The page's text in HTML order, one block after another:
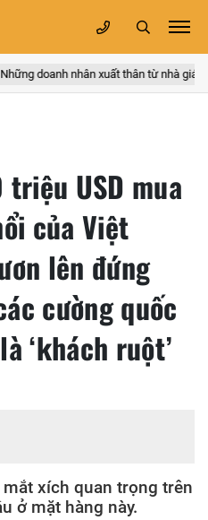
doanh nhân xuất thân từ nhà giáo
USD mua
của Việt
lên đứng
cường quốc
‘khách ruột’
xích quan trọng trên
ở mặt hàng này.